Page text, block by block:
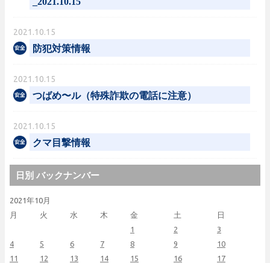
2021.10.15
防犯対策情報
2021.10.15
つばめ〜ル（特殊詐欺の電話に注意）
2021.10.15
クマ目撃情報
日別 バックナンバー
2021年10月
月
火 水 木 金 土 日
1 2
3
4
5 6 7 8 9
10
11
12 13 14 15 16
17